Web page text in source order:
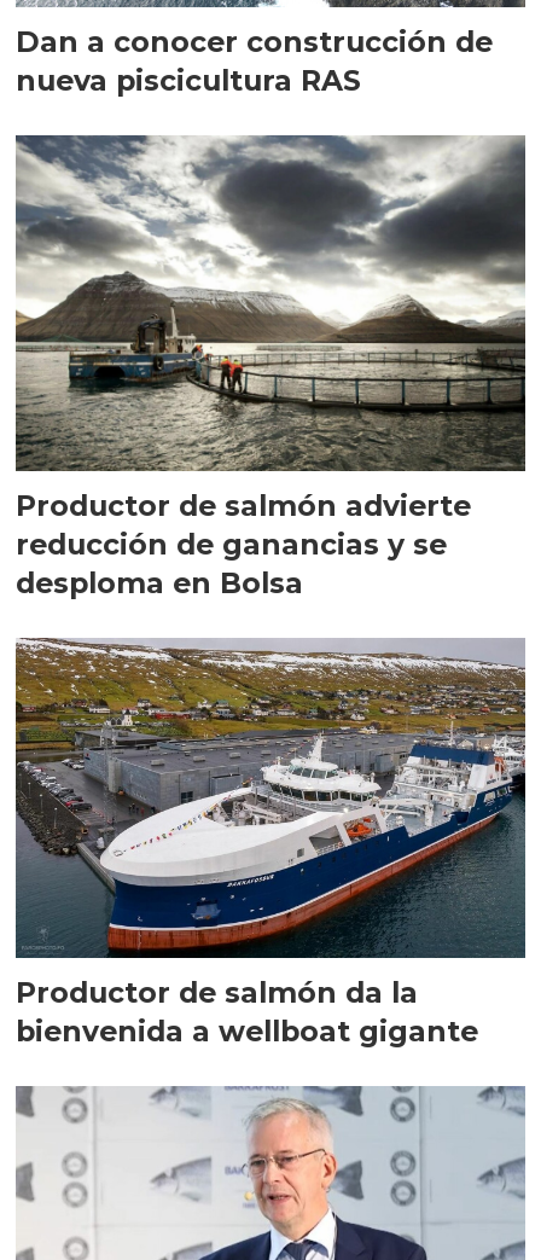
Dan a conocer construcción de
nueva piscicultura RAS
Productor de salmón advierte
reducción de ganancias y se
desploma en Bolsa
Productor de salmón da la
bienvenida a wellboat gigante